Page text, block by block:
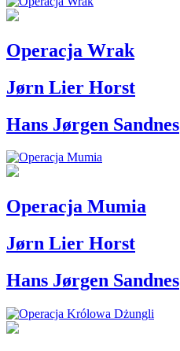
Operacja Wrak
Jørn Lier Horst
Hans Jørgen Sandnes
Operacja Mumia
Jørn Lier Horst
Hans Jørgen Sandnes